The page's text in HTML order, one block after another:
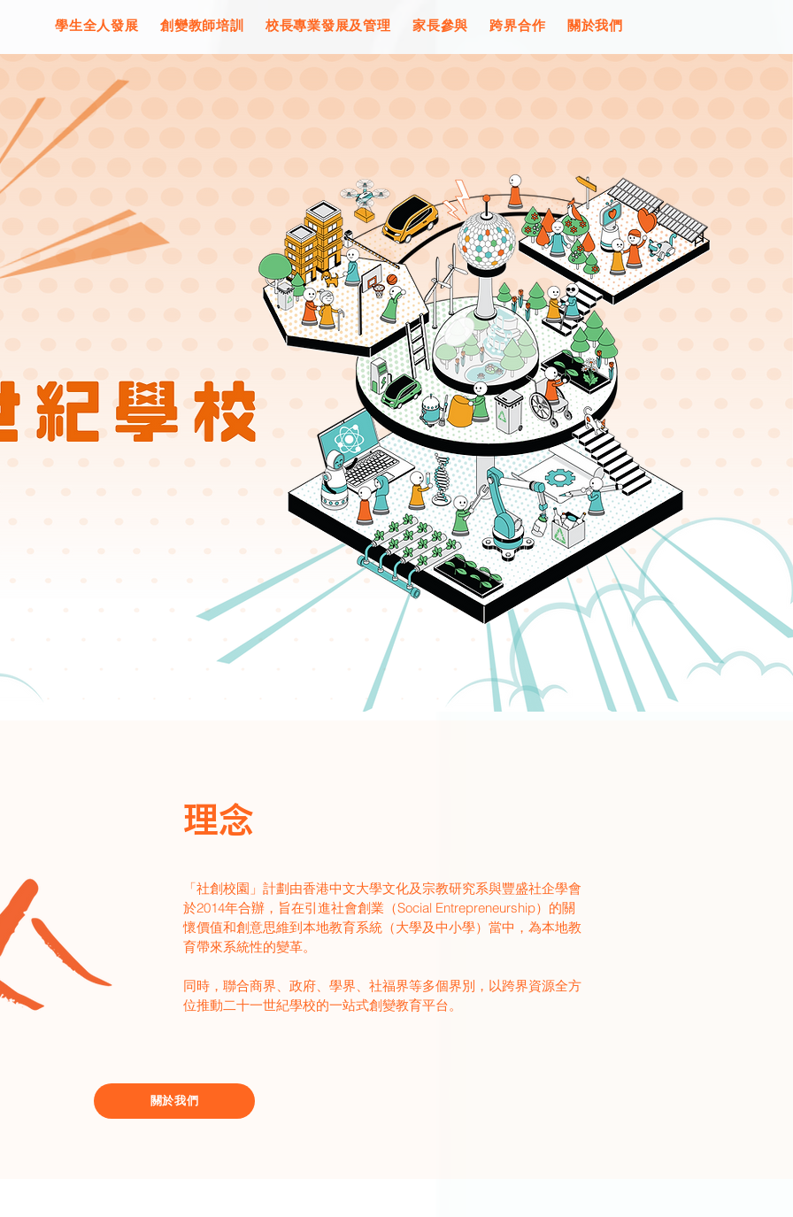
學生全人發展 創變教師培訓 校長專業發展及管理 家長參與 跨界合作 關於我們
理念
「社創校園」計劃由香港中文大學文化及宗教研究系與豐盛社企學會
於2014年合辦， 旨在引進社會創業（Social Entrepreneurship）的關
懷價值和創意思維到本地教育系統 （大學及中小學）當中，為本地教
育帶來系統性的變革。
同時，聯合商界、政府、學界、社福界等多個界別，以跨界資源全方
位推動二十一世紀學校的一站式創變教育平台。
關於我們